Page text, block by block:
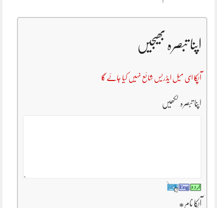
اپنا تبصرہ بھیجیں
آپکا ای میل ایڈریس شائع نہیں کیا جائے گا
اپنا تبصرہ لکھیں
آپکا نام*